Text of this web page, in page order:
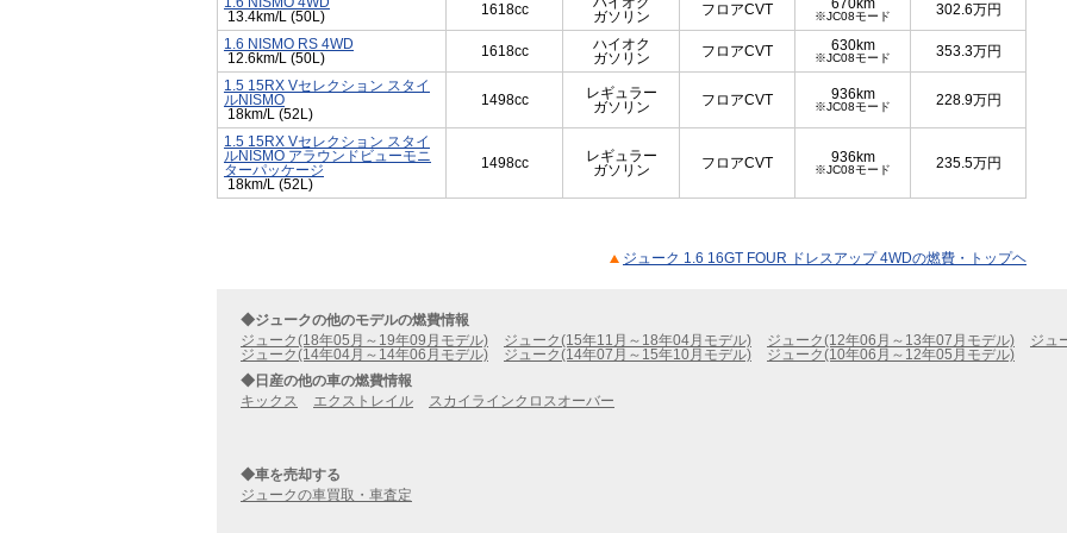
13.4km/L (50L)
1618cc
ガソリン
フロアCVT 670km
※JC08モード 302.6万円
1.6 NISMO RS 4WD
12.6km/L (50L)
1618cc
ハイオク
ガソリン
フロアCVT 630km
※JC08モード 353.3万円
1.5 15RX Vセレクション スタイ
ルNISMO
18km/L (52L)
1498cc
レギュラー
ガソリン
フロアCVT 936km
※JC08モード 228.9万円
1.5 15RX Vセレクション スタイ
ルNISMO アラウンドビューモニ
ターパッケージ
18km/L (52L)
1498cc
レギュラー
ガソリン
フロアCVT 936km
※JC08モード 235.5万円
ジューク 1.6 16GT FOUR ドレスアップ 4WDの燃費・トップヘ
◆ジュークの他のモデルの燃費情報
ジューク(18年05月～19年09月モデル)
ジューク(15年11月～18年04月モデル) ジューク(12年06月～13年07月モデル)
ジュ
ジューク(14年04月～14年06月モデル)
ジューク(14年07月～15年10月モデル)
ジューク(10年06月～12年05月モデル)
◆日産の他の車の燃費情報
キックス
エクストレイル スカイラインクロスオーバー
◆車を売却する
ジュークの車買取・車査定